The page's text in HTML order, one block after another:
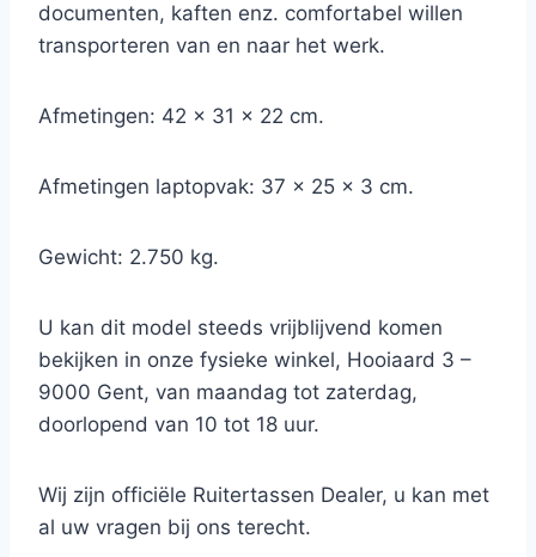
documenten, kaften enz. comfortabel willen
transporteren van en naar het werk.
Afmetingen: 42 x 31 x 22 cm.
Afmetingen laptopvak: 37 x 25 x 3 cm.
Gewicht: 2.750 kg.
U kan dit model steeds vrijblijvend komen
bekijken in onze fysieke winkel, Hooiaard 3 –
9000 Gent, van maandag tot zaterdag,
doorlopend van 10 tot 18 uur.
Wij zijn officiële Ruitertassen Dealer, u kan met
al uw vragen bij ons terecht.